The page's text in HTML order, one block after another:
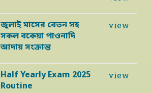
জুলাই মাসের বেতন সহ
সকল বকেয়া পাওনাদি
আদায় সংক্রান্ত
view
Half Yearly Exam 2025
Routine
view